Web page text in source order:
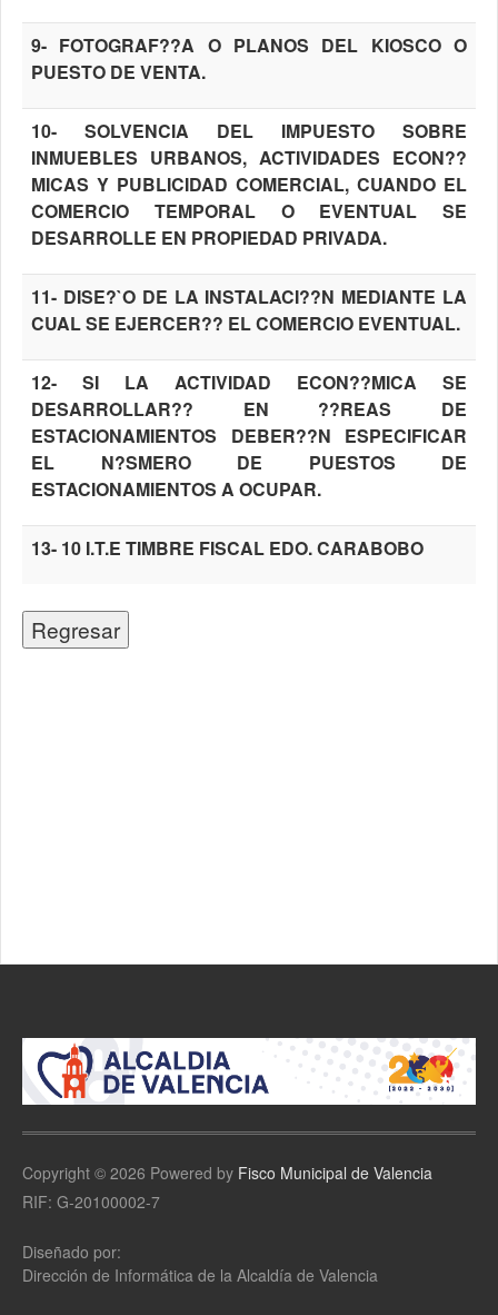
9- FOTOGRAF??A O PLANOS DEL KIOSCO O
PUESTO DE VENTA.
10- SOLVENCIA DEL IMPUESTO SOBRE
INMUEBLES URBANOS, ACTIVIDADES ECON??
MICAS Y PUBLICIDAD COMERCIAL, CUANDO EL
COMERCIO TEMPORAL O EVENTUAL SE
DESARROLLE EN PROPIEDAD PRIVADA.
11- DISE?`O DE LA INSTALACI??N MEDIANTE LA
CUAL SE EJERCER?? EL COMERCIO EVENTUAL.
12- SI LA ACTIVIDAD ECON??MICA SE
DESARROLLAR?? EN ??REAS DE
ESTACIONAMIENTOS DEBER??N ESPECIFICAR
EL N?SMERO DE PUESTOS DE
ESTACIONAMIENTOS A OCUPAR.
13- 10 I.T.E TIMBRE FISCAL EDO. CARABOBO
Copyright © 2026 Powered by Fisco Municipal de Valencia
RIF: G-20100002-7
Diseñado por:
Dirección de Informática de la Alcaldía de Valencia